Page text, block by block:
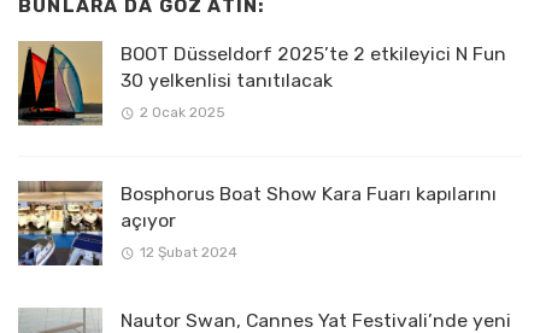
BUNLARA DA GÖZ ATIN:
BOOT Düsseldorf 2025’te 2 etkileyici N Fun
30 yelkenlisi tanıtılacak
2 Ocak 2025
Bosphorus Boat Show Kara Fuarı kapılarını
açıyor
12 Şubat 2024
Nautor Swan, Cannes Yat Festivali’nde yeni